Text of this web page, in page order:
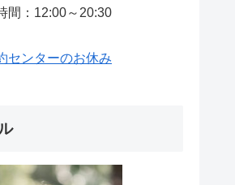
間：12:00～20:30
センターのお休み